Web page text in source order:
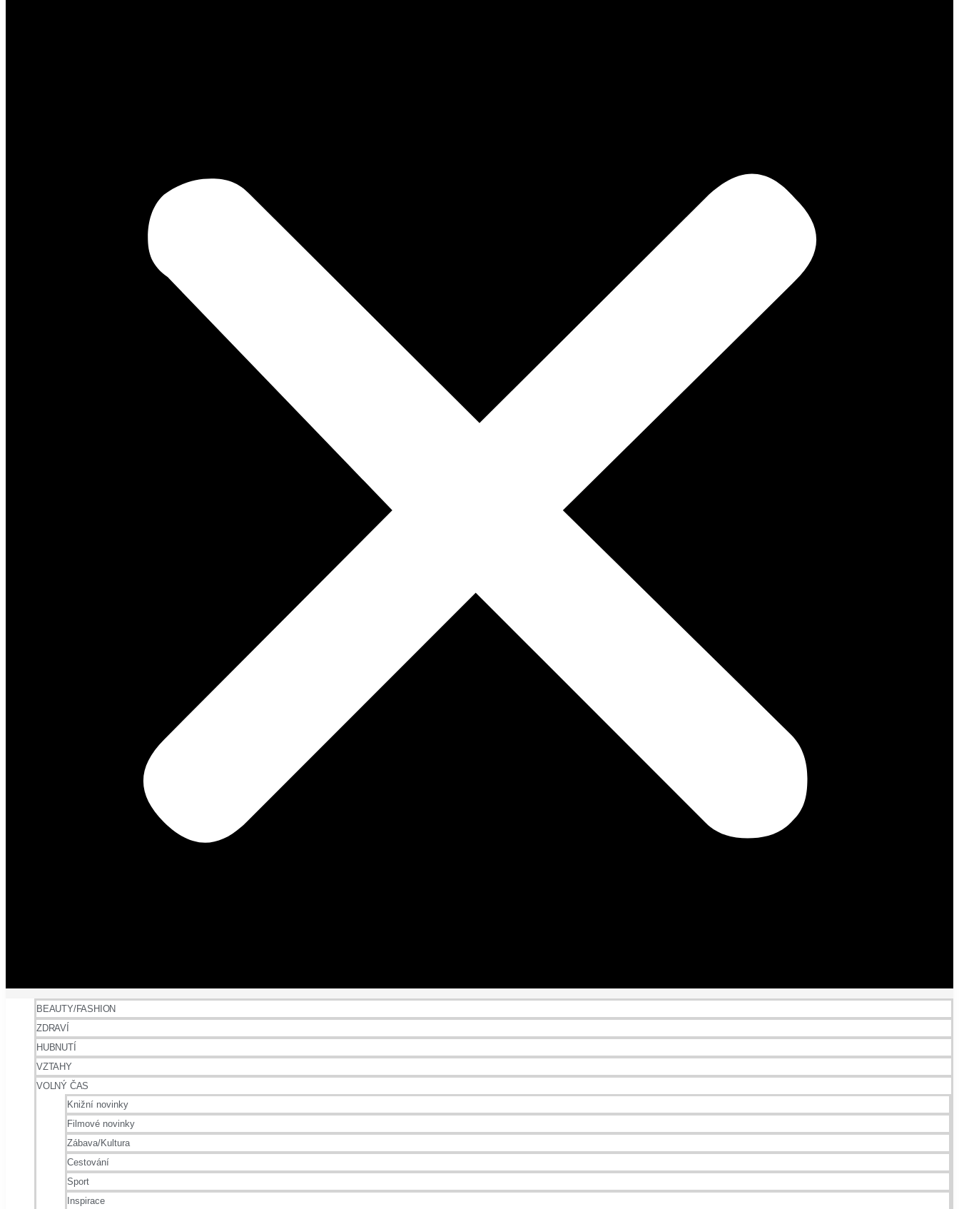
BEAUTY/FASHION
ZDRAVÍ
HUBNUTÍ
VZTAHY
VOLNÝ ČAS
Knižní novinky
Filmové novinky
Zábava/Kultura
Cestování
Sport
Inspirace